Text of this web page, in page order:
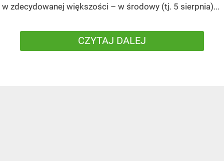
w zdecydowanej większości – w środowy (tj. 5 sierpnia)...
CZYTAJ DALEJ